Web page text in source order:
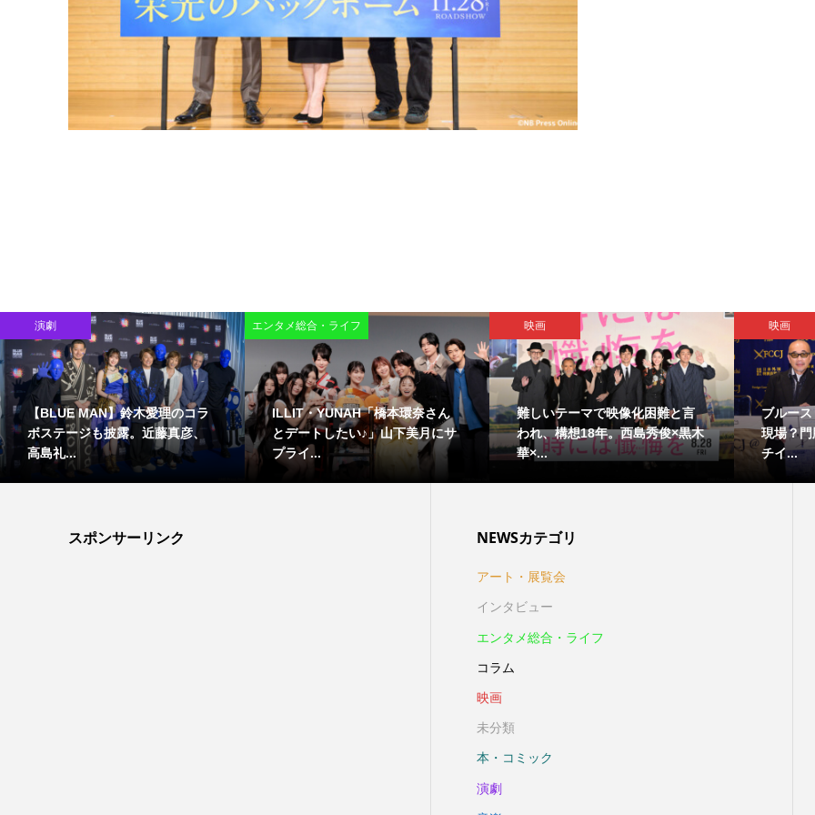
演劇
【BLUE MAN】鈴木愛理のコラ
ボステージも披露。近藤真彦、
高島礼...
エンタメ総合・ライフ
ILLIT・YUNAH「橋本環奈さん
とデートしたい♪」山下美月にサ
プライ...
映画
難しいテーマで映像化困難と言
われ、構想18年。西島秀俊×黒木
華×...
映画
ブルー
現場？
チイ...
スポンサーリンク NEWSカテゴリ
アート・展覧会
インタビュー
エンタメ総合・ライフ
コラム
映画
未分類
本・コミック
演劇